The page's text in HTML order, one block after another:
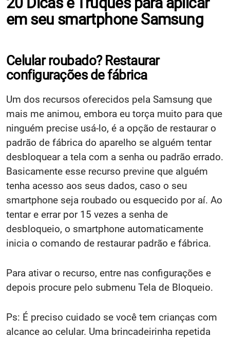
em seu smartphone Samsung
Celular roubado? Restaurar
configurações de fábrica
Um dos recursos oferecidos pela Samsung que
mais me animou, embora eu torça muito para que
ninguém precise usá-lo, é a opção de restaurar o
padrão de fábrica do aparelho se alguém tentar
desbloquear a tela com a senha ou padrão errado.
Basicamente esse recurso previne que alguém
tenha acesso aos seus dados, caso o seu
smartphone seja roubado ou esquecido por aí. Ao
tentar e errar por 15 vezes a senha de
desbloqueio, o smartphone automaticamente
inicia o comando de restaurar padrão e fábrica.
Para ativar o recurso, entre nas configurações e
depois procure pelo submenu Tela de Bloqueio.
Ps: É preciso cuidado se você tem crianças com
alcance ao celular. Uma brincadeirinha repetida